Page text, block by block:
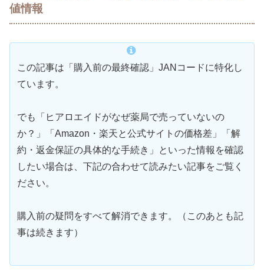
値情報
この記事は「購入前の最終確認」JANコードに特化し
ています。
でも「ヒアロエイドがなぜ薬局で売っていないの
か？」「Amazon・楽天と公式サイトの価格差」「解
約・返金保証の具体的な手続き」といった情報を確認
したい場合は、下記の合わせて読みたい記事をご覧く
ださい。
購入前の疑問をすべて解消できます。（このあとも記
事は続きます）